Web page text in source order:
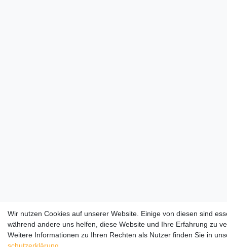
Wir nutzen Cookies auf unserer Website. Einige von diesen sind
während andere uns helfen, diese Website und Ihre Erfahrung zu
Weitere Informationen zu Ihren Rechten als Nutzer finden Sie in